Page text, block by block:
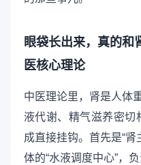
眼袋长出来，真的和
医核心理论
中医理论里，肾是人体
液代谢、精气滋养密切
成直接挂钩。首先是“
体的“水液调度中心”，